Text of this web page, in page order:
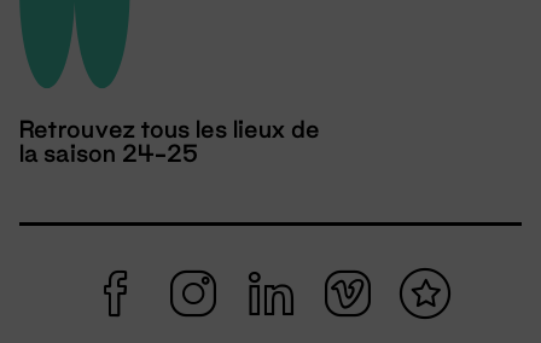
Retrouvez tous les lieux de
la saison 24-25